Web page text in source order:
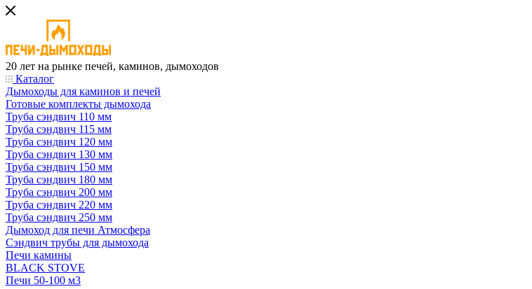
20 лет на рынке печей, каминов, дымоходов
Каталог
Дымоходы для каминов и печей
Готовые комплекты дымохода
Труба сэндвич 110 мм
Труба сэндвич 115 мм
Труба сэндвич 120 мм
Труба сэндвич 130 мм
Труба сэндвич 150 мм
Труба сэндвич 180 мм
Труба сэндвич 200 мм
Труба сэндвич 220 мм
Труба сэндвич 250 мм
Дымоход для печи Атмосфера
Сэндвич трубы для дымохода
Печи камины
BLACK STOVE
Печи 50-100 м3